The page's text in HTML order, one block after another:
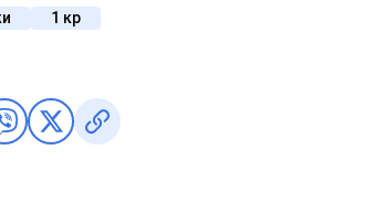
1 кр